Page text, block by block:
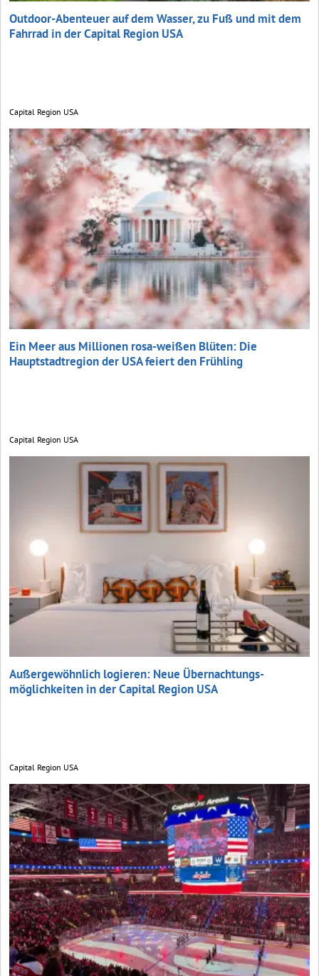
Outdoor-Abenteuer auf dem Wasser, zu Fuß und mit dem
Fahrrad in der Capital Region USA
Capital Region USA
Ein Meer aus Millionen rosa-weißen Blüten: Die
Hauptstadt­region der USA feiert den Frühling
Capital Region USA
Außergewöhnlich logieren: Neue Übernachtungs­
möglichkeiten in der Capital Region USA
Capital Region USA